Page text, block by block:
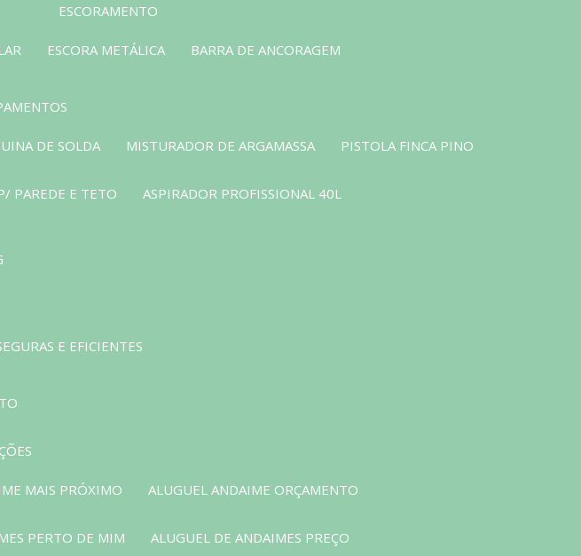
ESCORAMENTO
ESCORA METÁLICA BARRA DE ANCORAGEM
DE SOLDA MISTURADOR DE ARGAMASSA PISTOLA FINCA PINO
PAREDE E TETO ASPIRADOR PROFISSIONAL 40L
E EFICIENTES
MAIS PRÓXIMO ALUGUEL ANDAIME ORÇAMENTO
PERTO DE MIM ALUGUEL DE ANDAIMES PREÇO